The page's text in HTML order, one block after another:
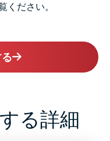
ください。
る詳細